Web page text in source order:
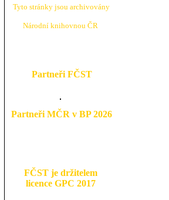
Tyto stránky jsou archivovány
Národní knihovnou ČR
Partneři FČST
Partneři MČR v BP 2026
FČST je držitelem
licence GPC 2017